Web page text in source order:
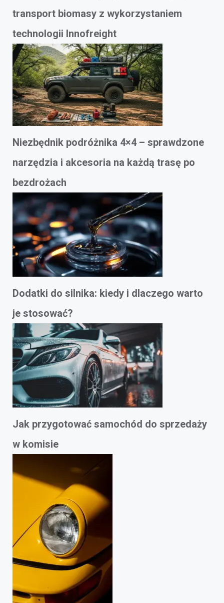
transport biomasy z wykorzystaniem
technologii Innofreight
Niezbędnik podróżnika 4×4 – sprawdzone
narzędzia i akcesoria na każdą trasę po
bezdrożach
Dodatki do silnika: kiedy i dlaczego warto
je stosować?
Jak przygotować samochód do sprzedaży
w komisie